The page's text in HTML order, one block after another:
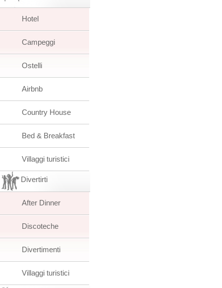
Hotel
Campeggi
Ostelli
Airbnb
Country House
Bed & Breakfast
Villaggi turistici
Divertirti
After Dinner
Discoteche
Divertimenti
Villaggi turistici